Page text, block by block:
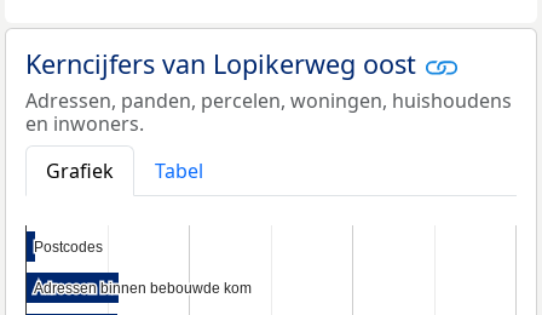
Kerncijfers van Lopikerweg oost
Adressen, panden, percelen, woningen, huishoudens
en inwoners.
Grafiek
Tabel
Postcodes
Postcodes
Adressen binnen bebouwde kom
Adressen binnen bebouwde kom